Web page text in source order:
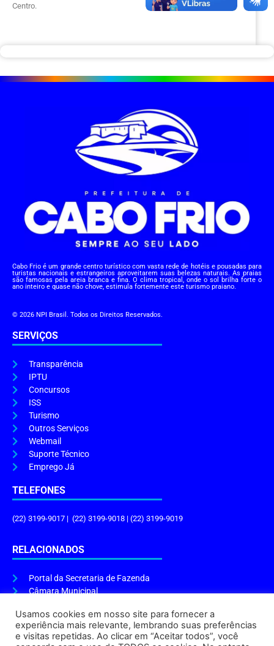
Centro.
Cabo Frio é um grande centro turístico com vasta rede de hotéis e pousadas para
turistas nacionais e estrangeiros aproveitarem suas belezas naturais. As praias
são famosas pela areia branca e fina. O clima tropical, onde o sol brilha forte o
ano inteiro e quase não chove, estimula fortemente este turismo praiano.
© 2026 NPI Brasil. Todos os Direitos Reservados.
SERVIÇOS
Transparência
IPTU
Concursos
ISS
Turismo
Outros Serviços
Webmail
Suporte Técnico
Emprego Já
TELEFONES
(22) 3199-9017 | (22) 3199-9018 | (22) 3199-9019
RELACIONADOS
Portal da Secretaria de Fazenda
Câmara Municipal
ENDEREÇO E HORÁRIO
Usamos cookies em nosso site para fornecer a
experiência mais relevante, lembrando suas preferências
e visitas repetidas. Ao clicar em “Aceitar todos”, você